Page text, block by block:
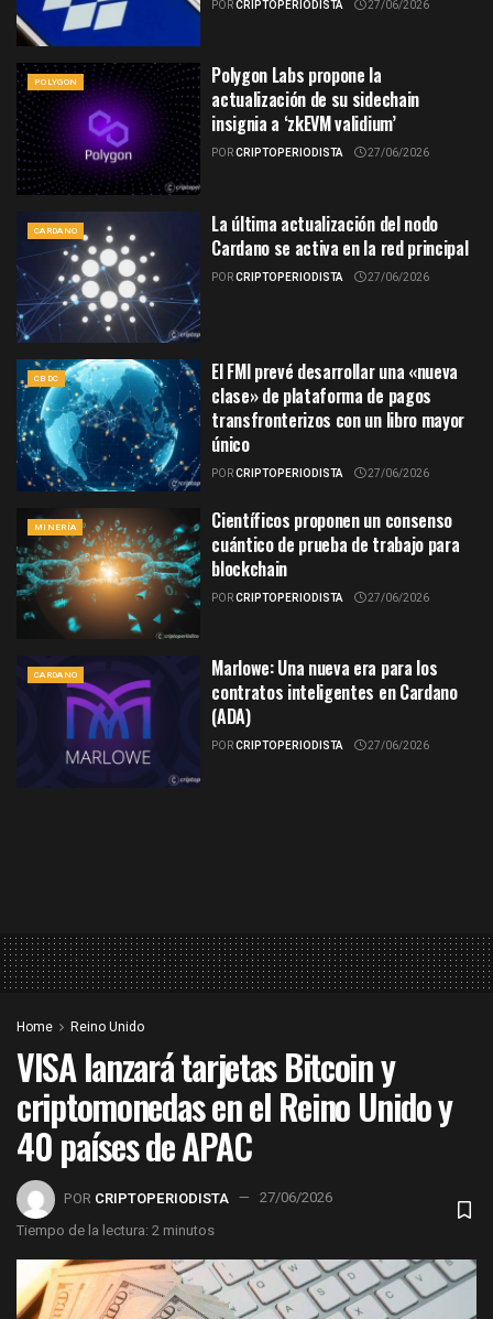
PORCRIPTOPERIODISTA 27/06/2026
POLYGON
Polygon Labs propone la
actualización de su sidechain
insignia a ‘zkEVM validium’
PORCRIPTOPERIODISTA 27/06/2026
CARDANO
La última actualización del nodo
Cardano se activa en la red principal
PORCRIPTOPERIODISTA 27/06/2026
CBDC
El FMI prevé desarrollar una «nueva
clase» de plataforma de pagos
transfronterizos con un libro mayor
único
PORCRIPTOPERIODISTA 27/06/2026
MINERÍA
Científicos proponen un consenso
cuántico de prueba de trabajo para
blockchain
PORCRIPTOPERIODISTA 27/06/2026
CARDANO
Marlowe: Una nueva era para los
contratos inteligentes en Cardano
(ADA)
PORCRIPTOPERIODISTA 27/06/2026
Home Reino Unido
VISA lanzará tarjetas Bitcoin y
criptomonedas en el Reino Unido y
40 países de APAC
POR CRIPTOPERIODISTA
27/06/2026
Tiempo de la lectura: 2 minutos